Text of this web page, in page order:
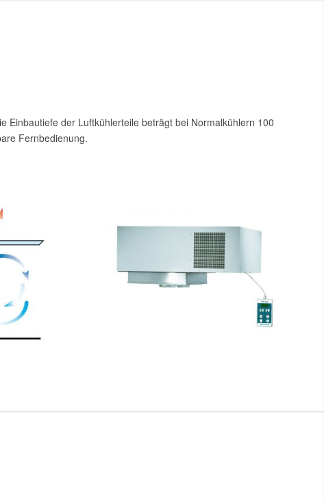
Einbautiefe der Luftkühlerteile beträgt bei Normalkühlern 100
Fernbedienung.